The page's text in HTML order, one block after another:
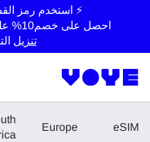
⚡ استخدم رمز
احصل على خصم10% على طلبك الأول من التطبيق.
تنزيل
eSIM
Europe